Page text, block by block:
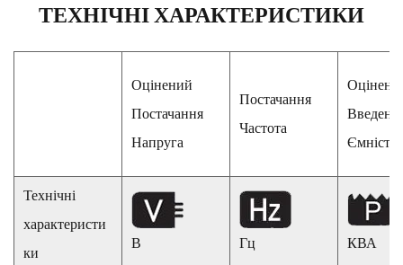
ТЕХНІЧНІ ХАРАКТЕРИСТИКИ
Оцінений
Постачання
Напруга
Постачання
Частота
Ємність
Технічні
характеристи
ки
В Гц КВА